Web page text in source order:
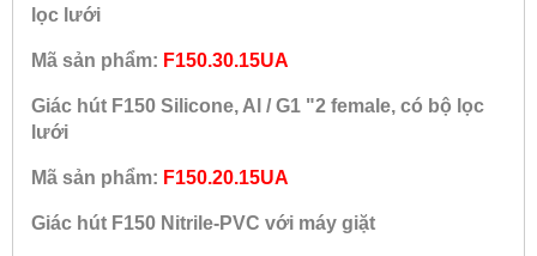
lọc lưới
Mã sản phẩm: F150.30.15UA
Giác hút F150 Silicone, Al / G1 "2 female, có bộ lọc
lưới
Mã sản phẩm: F150.20.15UA
Giác hút F150 Nitrile-PVC với máy giặt